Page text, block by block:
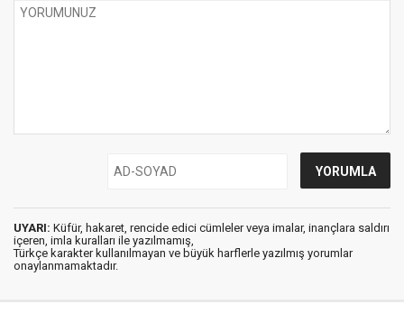
UYARI: Küfür, hakaret, rencide edici cümleler veya imalar, inançlara saldırı
içeren, imla kuralları ile yazılmamış,
Türkçe karakter kullanılmayan ve büyük harflerle yazılmış yorumlar
onaylanmamaktadır.